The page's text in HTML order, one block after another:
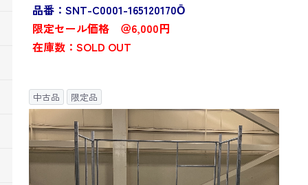
品番：SNT-C0001-165120170Ō
限定セール価格 ＠6,000円
在庫数：SOLD OUT
中古品 限定品